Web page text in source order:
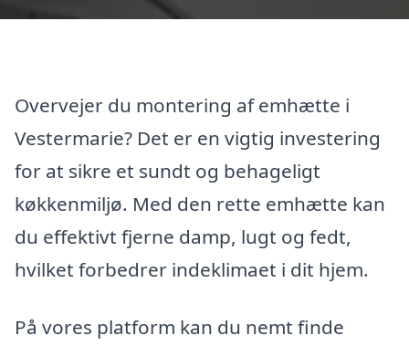
Overvejer du montering af emhætte i
Vestermarie? Det er en vigtig investering
for at sikre et sundt og behageligt
køkkenmiljø. Med den rette emhætte kan
du effektivt fjerne damp, lugt og fedt,
hvilket forbedrer indeklimaet i dit hjem.
På vores platform kan du nemt finde